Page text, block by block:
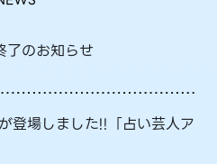
了のお知らせ
登場しました!!「占い芸人ア